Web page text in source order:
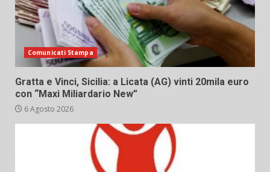
Comunicati Stampa
Gratta e Vinci, Sicilia: a Licata (AG) vinti 20mila euro
con “Maxi Miliardario New”
6 Agosto 2026